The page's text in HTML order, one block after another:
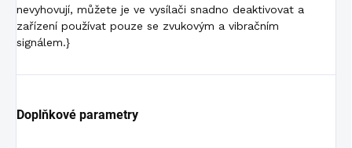
nevyhovují, můžete je ve vysílači snadno deaktivovat a
zařízení používat pouze se zvukovým a vibračním
signálem.}
Doplňkové parametry